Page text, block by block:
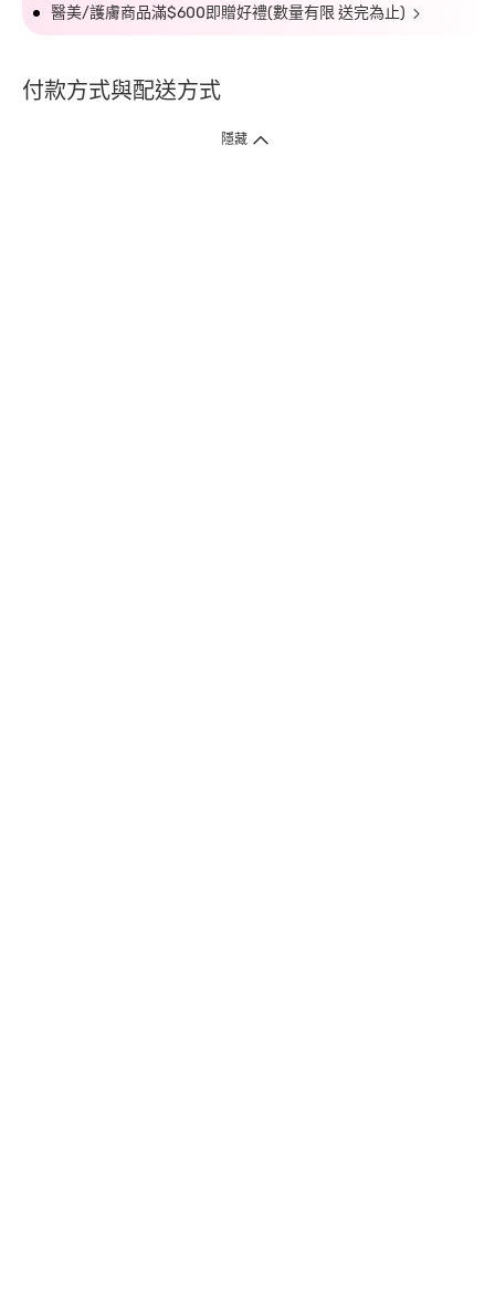
醫美/護膚商品滿$600即贈好禮(數量有限 送完為止)
付款方式與配送方式
隱藏